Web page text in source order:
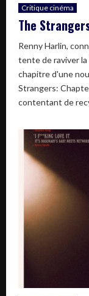
Critique cinéma
The
Renny Harlin,
tente de raviver
chapitre d'une
Strangers:
contentant de